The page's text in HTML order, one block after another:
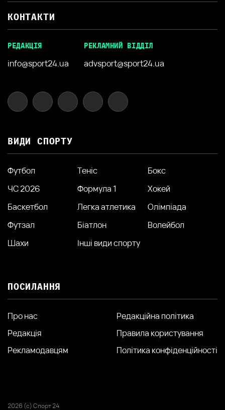
КОНТАКТИ
РЕДАКЦІЯ
info@sport24.ua
РЕКЛАМНИЙ ВІДДІЛ
advsport@sport24.ua
ВИДИ СПОРТУ
Футбол Теніс
Бокс
ЧС 2026
Формула 1
Хокей
Баскетбол
Легка атлетика
Олімпіада
Футзал
Біатлон
Волейбол
Шахи
Інші види спорту
ПОСИЛАННЯ
Про нас
Редакція
Рекламодавцям
Редакційна політика
Правила користування
Політика конфіденційності
2026 (с) Спорт 24